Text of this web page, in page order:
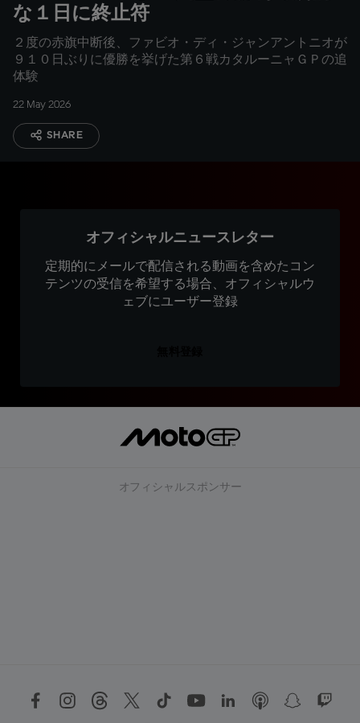
な１日に終止符
２度の赤旗中断後、ファビオ・ディ・ジャンアントニオが
９１０日ぶりに優勝を挙げた第６戦カタルーニャＧＰの追
体験
22 May 2026
SHARE
オフィシャルニュースレター
定期的にメールで配信される動画を含めたコン
テンツの受信を希望する場合、オフィシャルウ
ェブにユーザー登録
オフィシャルスポンサー